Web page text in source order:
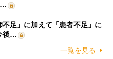
…
不足」に加えて「患者不足」に
後…
一覧を見る